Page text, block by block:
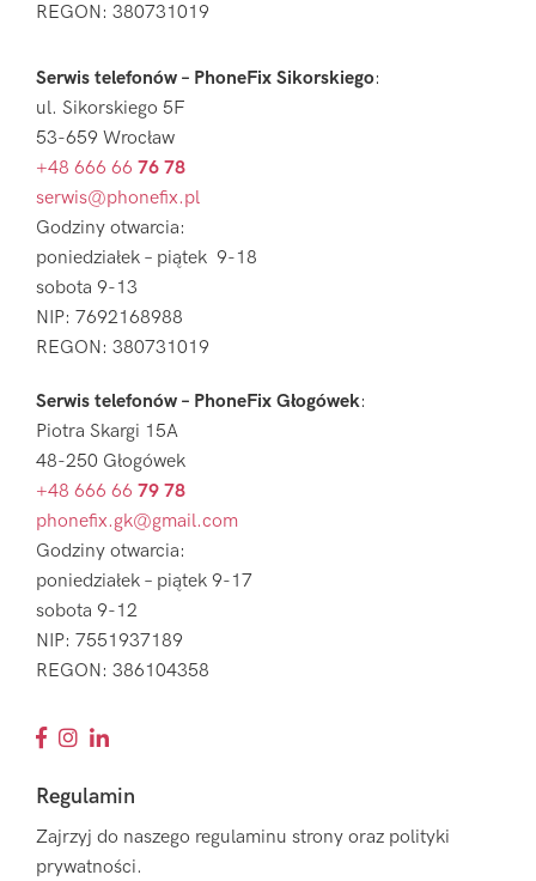
REGON: 380731019
Serwis telefonów – PhoneFix Sikorskiego:
ul. Sikorskiego 5F
53-659 Wrocław
+48 666 66 76 78
serwis@phonefix.pl
Godziny otwarcia:
poniedziałek – piątek 9-18
sobota 9-13
NIP: 7692168988
REGON: 380731019
Serwis telefonów – PhoneFix Głogówek:
Piotra Skargi 15A
48-250 Głogówek
+48 666 66 79 78
phonefix.gk@gmail.com
Godziny otwarcia:
poniedziałek – piątek 9-17
sobota 9-12
NIP: 7551937189
REGON: 386104358
Regulamin
Zajrzyj do naszego regulaminu strony oraz polityki
prywatności.